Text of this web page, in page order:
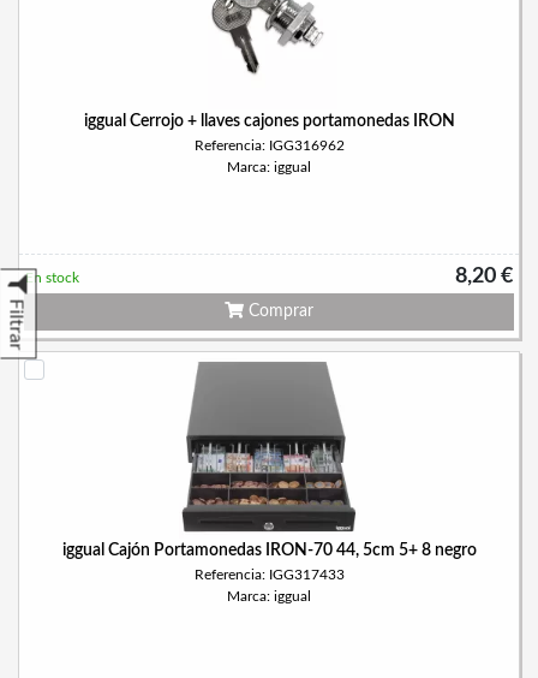
Filtrar
iggual Cerrojo + llaves cajones portamonedas IRON
Referencia: IGG316962
Marca: iggual
8,20 €
En stock
Comprar
iggual Cajón Portamonedas IRON-70 44, 5cm 5+ 8 negro
Referencia: IGG317433
Marca: iggual